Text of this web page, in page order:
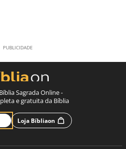
Sagrada Online -
e gratuita da Bíblia
Loja Bíbliaon